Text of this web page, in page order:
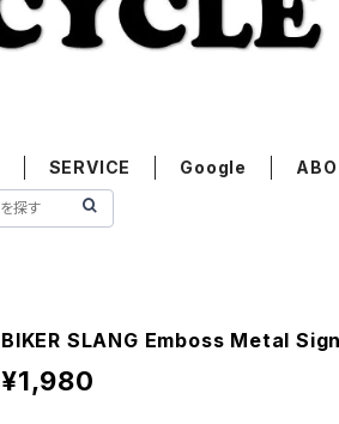
SERVICE Google
BIKER SLANG Emboss Metal
¥1,980